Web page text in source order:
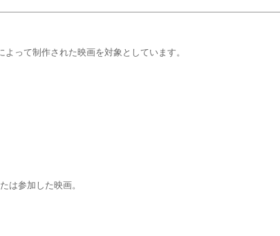
って制作された映画を対象としています。
は参加した映画。